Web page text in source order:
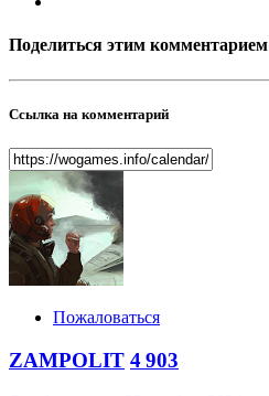
Поделиться этим комментарием
Ссылка на комментарий
Пожаловаться
ZAMPOLIT 4 903